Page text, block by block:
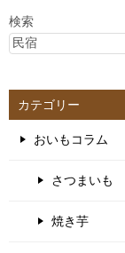
検索
カテゴリー
おいもコラム
さつまいも
焼き芋